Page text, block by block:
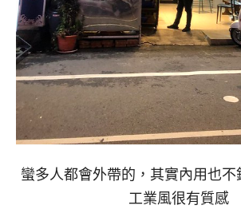
蠻多人都會外帶的，其實內用也
工業風很有質感